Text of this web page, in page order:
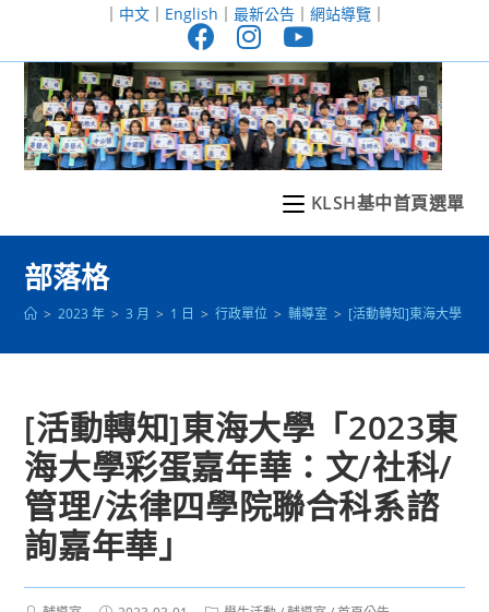
至
｜ 中文｜ English ｜ 最新公告｜ 網站導覽｜
KLSH基中首頁選單
部落格
> 2023 年 > 3 月 > 1 日 > 行政單位 > 輔導室 > [活動轉知]東海大學「
[活動轉知]東海大學「2023東
海大學彩蛋嘉年華：文/社科/
管理/法律四學院聯合科系諮
詢嘉年華」